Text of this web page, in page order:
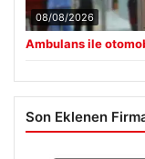
08/08/2026
Ambulans ile
Son Eklenen